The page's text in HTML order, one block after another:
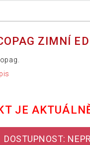
ZIMNÍ
JE
DOSTUPNOST: